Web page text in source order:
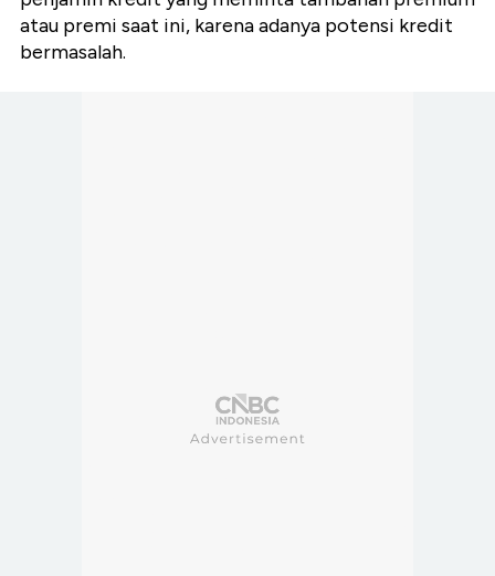
atau premi saat ini, karena adanya potensi kredit
bermasalah.